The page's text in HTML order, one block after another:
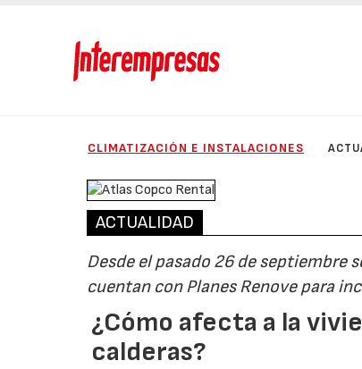
CLIMATIZACIÓN E INSTALACIONES
ACTUALIDAD
Desde el pasado 26 de septiembre
cuentan con Planes Renove para
¿Cómo afecta a la
calderas?